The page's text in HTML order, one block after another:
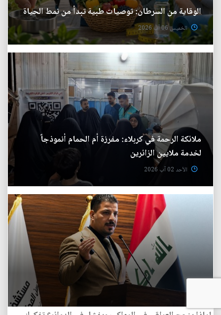
الوقاية من السرطان: توصيات طبية تبدأ من نمط الحياة
الخميس 06 آب 2026
ملائكة الرحمة في كربلاء: مفرزة أم الحمام أنموذجاً
لخدمة ملايين الزائرين
الأحد 02 آب 2026